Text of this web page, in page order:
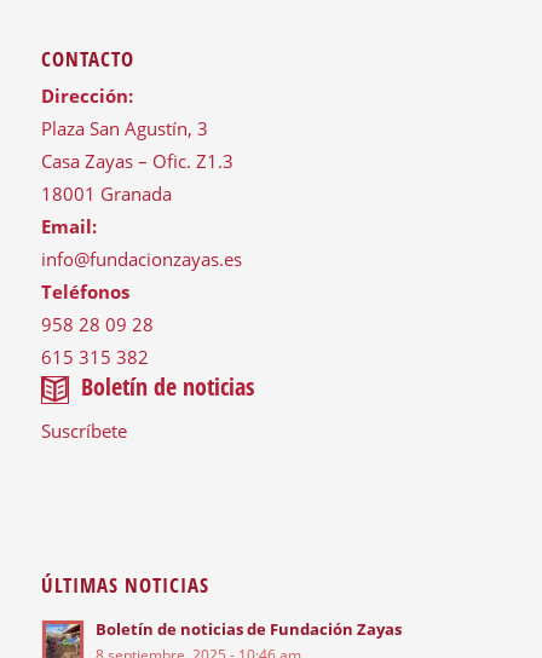
CONTACTO
Dirección:
Plaza San Agustín, 3
Casa Zayas – Ofic. Z1.3
18001 Granada
Email:
info@fundacionzayas.es
Teléfonos
958 28 09 28
615 315 382
Boletín de noticias
Suscríbete
ÚLTIMAS NOTICIAS
Boletín de noticias de Fundación Zayas
8 septiembre, 2025 - 10:46 am